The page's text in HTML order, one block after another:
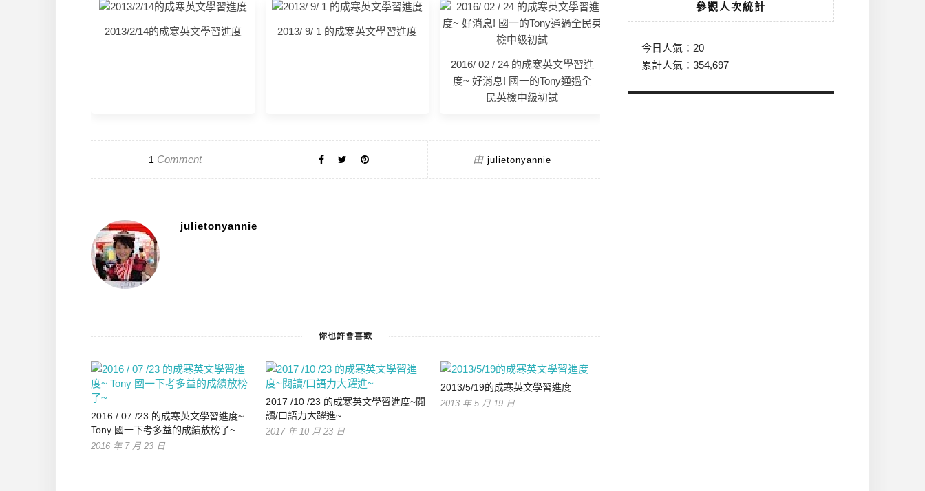
2013/2/14的成寒英文學習進度 2013/ 9/ 1 的成寒英文學習進度
2016/ 02 / 24 的成寒英文學習進
度~ 好消息! 國一的Tony通過全
民英檢中級初試
1 Comment 由 julietonyannie
julietonyannie
你也許會喜歡
2016 / 07 /23 的成寒英文學習進度~
Tony 國一下考多益的成績放榜了~
2016 年 7 月 23 日
2017 /10 /23 的成寒英文學習進度~閱
讀/口語力大躍進~
2017 年 10 月 23 日
2013/5/19的成寒英文學習進度
2013 年 5 月 19 日
參觀人次統計
今日人氣： 20
累計人氣： 354,697